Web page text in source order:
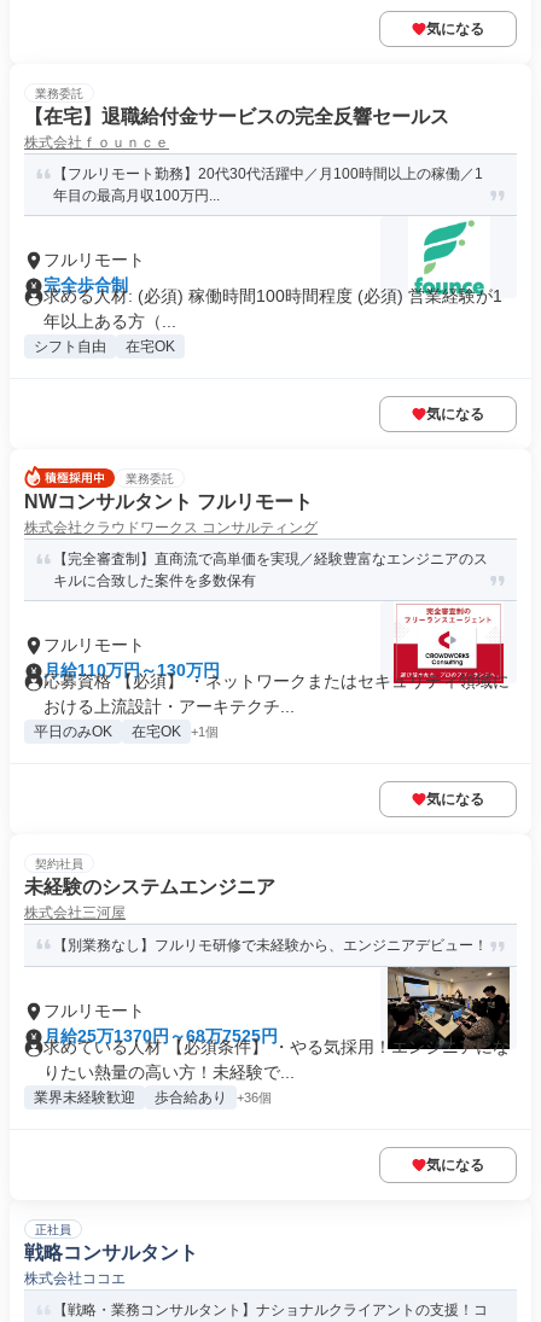
気になる
業務委託
【在宅】退職給付金サービスの完全反響セールス
株式会社ｆｏｕｎｃｅ
【フルリモート勤務】20代30代活躍中／月100時間以上の稼働／1
年目の最高月収100万円...
フルリモート
完全歩合制
求める人材: (必須) 稼働時間100時間程度 (必須) 営業経験が1
年以上ある方（...
シフト自由 在宅OK
気になる
業務委託
NWコンサルタント フルリモート
株式会社クラウドワークス コンサルティング
【完全審査制】直商流で高単価を実現／経験豊富なエンジニアのス
キルに合致した案件を多数保有
フルリモート
月給110万円～130万円
応募資格 【必須】 ・ネットワークまたはセキュリティ領域に
おける上流設計・アーキテクチ...
平日のみOK 在宅OK +1個
気になる
契約社員
未経験のシステムエンジニア
株式会社三河屋
【別業務なし】フルリモ研修で未経験から、エンジニアデビュー！
フルリモート
月給25万1370円～68万7525円
求めている人材 【必須条件】 ・やる気採用！エンジニアにな
りたい熱量の高い方！未経験で...
業界未経験歓迎 歩合給あり +36個
気になる
正社員
戦略コンサルタント
株式会社ココエ
【戦略・業務コンサルタント】ナショナルクライアントの支援！コ